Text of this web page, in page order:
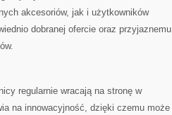
akcesoriów, jak i użytkowników
dobranej ofercie oraz przyjaznemu
regularnie wracają na stronę w
na innowacyjność, dzięki czemu może